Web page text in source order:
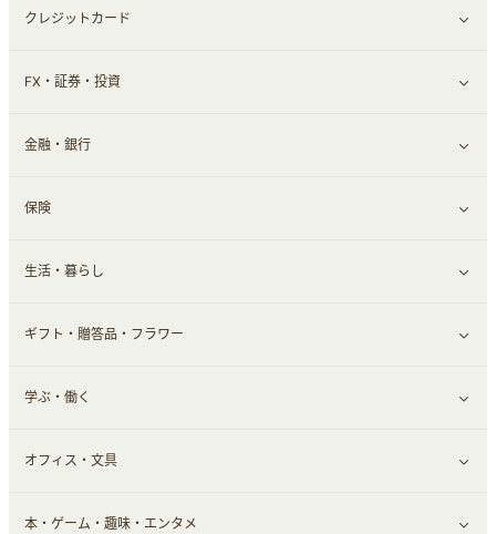
ウォーターサーバー
メンズ美容
日用品・薬局・からだ
ネット買取
すべて見る
家電・パソコン・ソフトウェア
通信・レンタルサーバー
スマホ・携帯電話・SIM
定額制有料コンテンツ
クレジットカード
すべて見る
クレジットカード
FX・証券・投資
すべて見る
証券
仮想通貨
その他投資
金融・銀行
銀行・ネット銀行
キャッシング・ローン
その他金融
保険
すべて見る
保険相談・面談
生活・暮らし
すべて見る
住まい・暮らし
不動産
引越し
ギフト・贈答品・フラワー
すべて見る
ギフト・贈答品
学ぶ・働く
すべて見る
習い事・学習・学校
オフィス・文具
すべて見る
本・ゲーム・趣味・エンタメ